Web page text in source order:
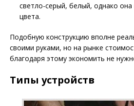
светло-серый, белый, однако
цвета.
Подобную конструкцию вполне
своими руками, но на рынке
благодаря этому экономить не
Типы устройств